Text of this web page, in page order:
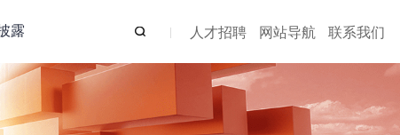
露 人才招聘 网站导航 联系我们